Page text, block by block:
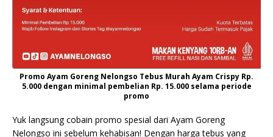
Promo Ayam Goreng Nelongso Tebus Murah Ayam Crispy Rp.
5.000 dengan minimal pembelian Rp. 15.000 selama periode
promo
Yuk langsung cobain promo spesial dari Ayam Goreng
Nelongso ini sebelum kehabisan! Dengan harga tebus yang